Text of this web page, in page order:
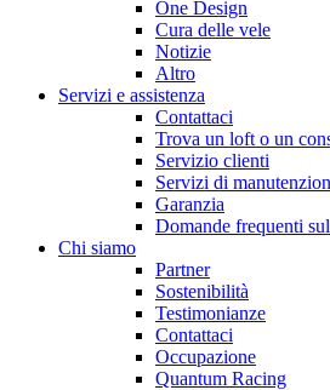
One Design
Cura delle vele
Notizie
Altro
Servizi e assistenza
Contattaci
Trova un loft o un
Servizio clienti
Servizi di
Garanzia
Domande frequenti
Chi siamo
Partner
Sostenibilità
Testimonianze
Contattaci
Occupazione
Quantum Racing